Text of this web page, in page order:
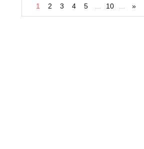
1 2 3 4 5 10 »